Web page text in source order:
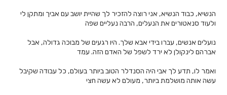
הנשיא, כבוד הנשיא, אני רוצה להזכיר לך שהיית יושב עם אביך ומתקן לי
ולעוד סנאטורים את הנעלים, הרבה נעליים שפה
נועלים אנשים, עברו בידי אבא שלך. היו רגעים של מבוכה גדולה, אבל
אברהם לינקולן לא ירד לשפל של האדם הזה. עמד
ואמר לו, תדע לך אבי היה הסנדלר הטוב ביותר בעולם, כל עבודה שקיבל
עשה אותה מושלמת ביותר, מעולם לא עשה חצי